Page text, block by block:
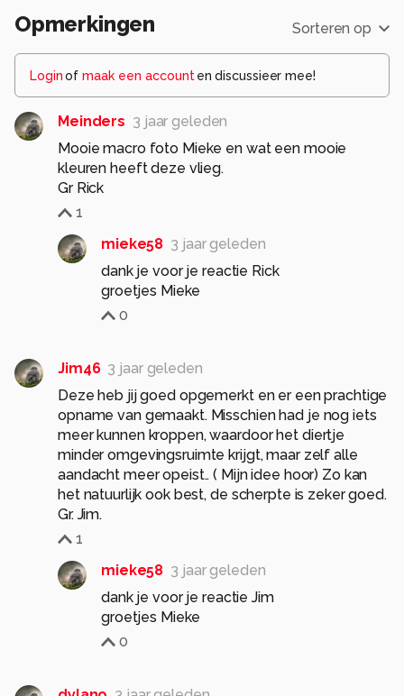
Opmerkingen Sorteren op
Loginof maak een account en discussieer mee!
Meinders 3 jaar geleden
Mooie macro foto Mieke en wat een mooie
kleuren heeft deze vlieg.
Gr Rick
1
mieke58 3 jaar geleden
dank je voor je reactie Rick
groetjes Mieke
0
Jim46 3 jaar geleden
Deze heb jij goed opgemerkt en er een prachtige
opname van gemaakt. Misschien had je nog iets
meer kunnen kroppen, waardoor het diertje
minder omgevingsruimte krijgt, maar zelf alle
aandacht meer opeist.. ( Mijn idee hoor) Zo kan
het natuurlijk ook best, de scherpte is zeker goed.
Gr. Jim.
1
mieke58 3 jaar geleden
dank je voor je reactie Jim
groetjes Mieke
0